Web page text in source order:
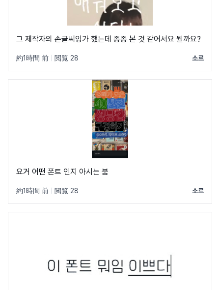
그 제작자의 손글씨잉가 했는데 종종 본 것 같어서요 뭘까요?
約1時間 前 閲覧 28 소르
요거 어떤 폰트 인지 아시는 붐
約1時間 前 閲覧 28 소르